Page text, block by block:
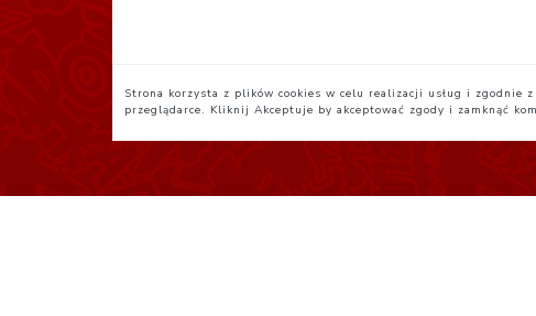
Strona korzysta z plików cookies w celu realizacji usług i zgodnie
przeglądarce. Kliknij Akceptuje by akceptować zgody i zamknąć